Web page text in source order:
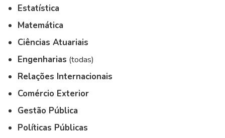
Estatística
Matemática
Ciências Atuariais
Engenharias (todas)
Relações Internacionais
Comércio Exterior
Gestão Pública
Políticas Públicas